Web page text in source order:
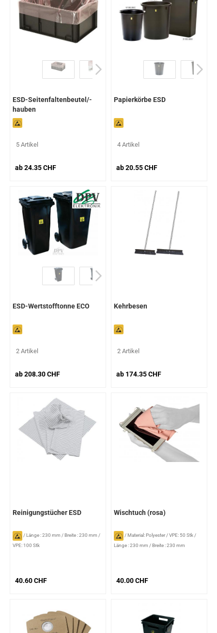
ESD-Seitenfaltenbeutel/-
hauben
5 Artikel
ab 24.35 CHF
Papierkörbe ESD
4 Artikel
ab 20.55 CHF
ESD-Wertstofftonne ECO
2 Artikel
ab 208.30 CHF
Kehrbesen
2 Artikel
ab 174.35 CHF
Reinigungstücher ESD
/ Länge : 230 mm / Breite : 230 mm /
VPE: 100 Stk
40.60 CHF
Wischtuch (rosa)
/ Material: Polyester/VPE: 50 Stk/
Länge : 230 mm /Breite : 230 mm
40.00 CHF